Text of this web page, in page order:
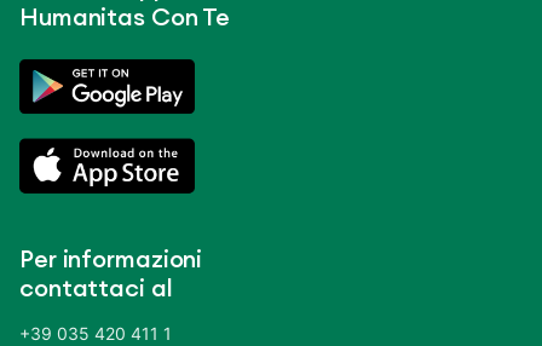
Humanitas Con Te
Per informazioni
contattaci al
+39 035 420 411 1